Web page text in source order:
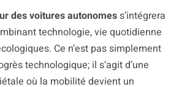
des voitures autonomes s’intégrera
technologie, vie quotidienne
Ce n’est pas simplement
technologique; il s’agit d’une
où la mobilité devient un